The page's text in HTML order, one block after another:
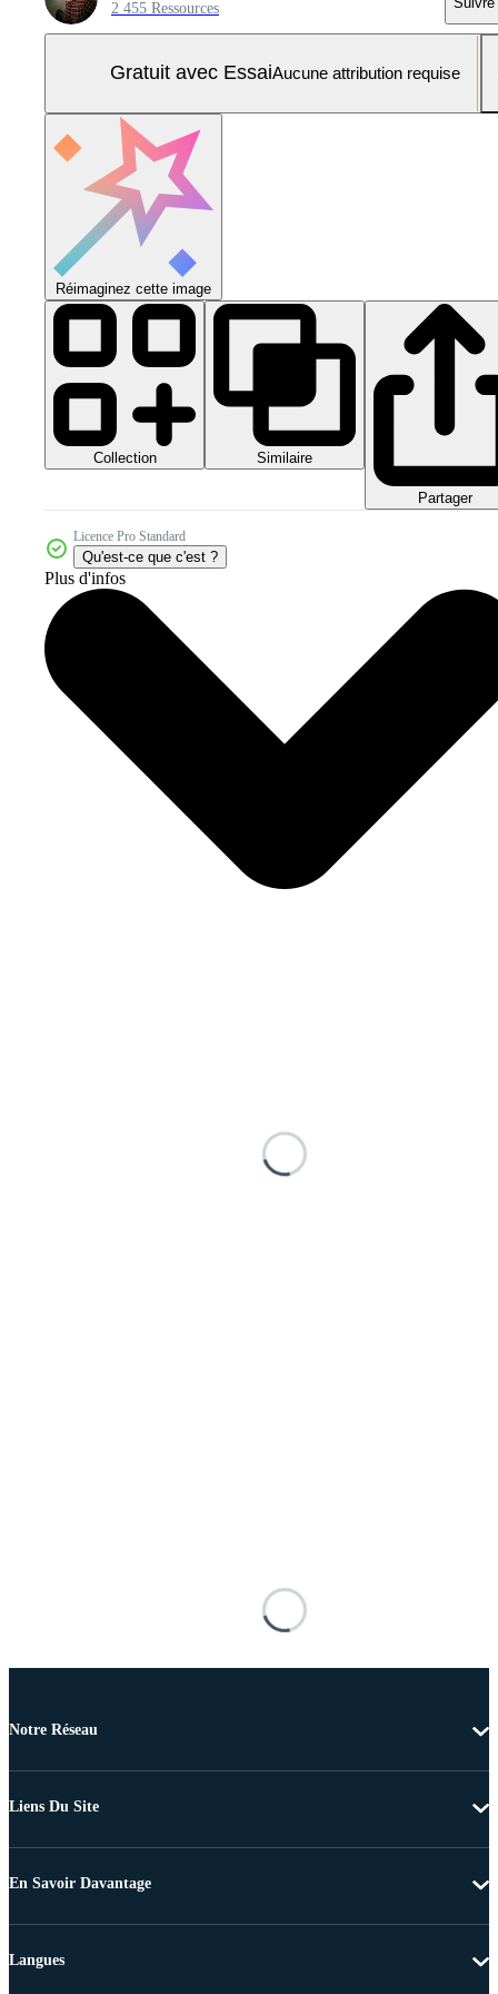
2 455 Ressources
Gratuit avec EssaiAucune attribution requise
Réimaginez cette image
Collection Similaire
Partager
Licence Pro Standard
Qu'est-ce que c'est ?
Plus d'infos
Notre Réseau
Liens Du Site
En Savoir Davantage
Langues